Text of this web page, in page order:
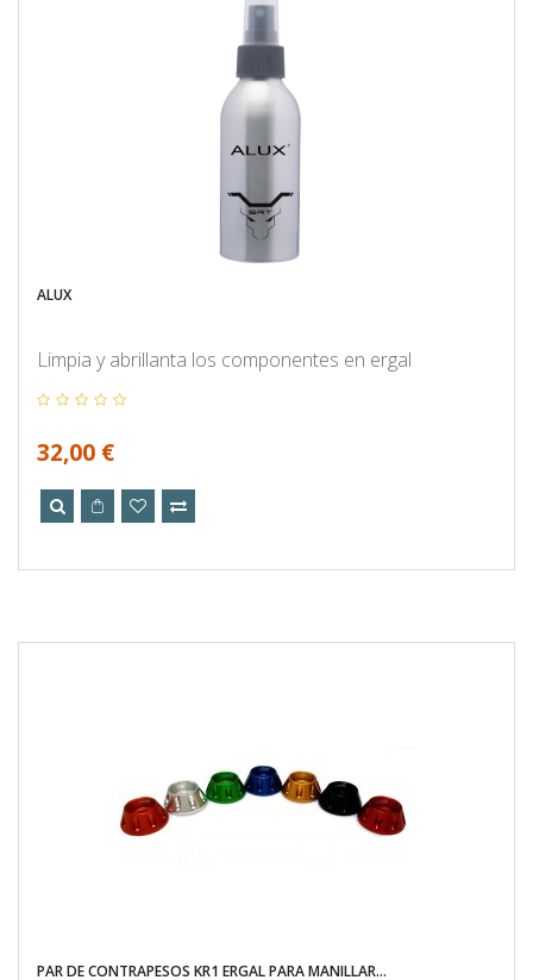
ALUX
Limpia y abrillanta los componentes en ergal
32,00 €
PAR DE CONTRAPESOS KR1 ERGAL PARA MANILLAR...